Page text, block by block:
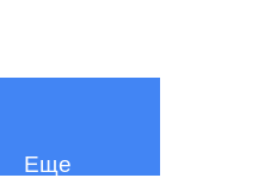
Еще